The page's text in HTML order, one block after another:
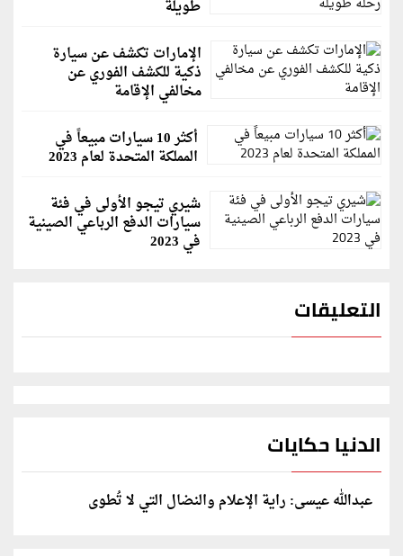
طويلة
الإمارات تكشف عن سيارة
ذكية للكشف الفوري عن
مخالفي الإقامة
أكثر 10 سيارات مبيعاً في
المملكة المتحدة لعام 2023
شيري تيجو الأولى في فئة
سيارات الدفع الرباعي الصينية
في 2023
التعليقات
الدنيا حكايات
عبدالله عيسى: راية الإعلام والنضال التي لا تُطوى